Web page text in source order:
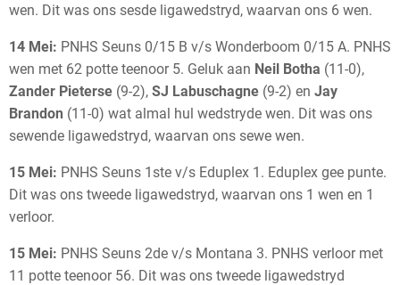
wen. Dit was ons sesde ligawedstryd, waarvan ons 6 wen.
14 Mei: PNHS Seuns 0/15 B v/s Wonderboom 0/15 A. PNHS
wen met 62 potte teenoor 5. Geluk aan Neil Botha (11-0),
Zander Pieterse (9-2), SJ Labuschagne (9-2) en Jay
Brandon (11-0) wat almal hul wedstryde wen. Dit was ons
sewende ligawedstryd, waarvan ons sewe wen.
15 Mei: PNHS Seuns 1ste v/s Eduplex 1. Eduplex gee punte.
Dit was ons tweede ligawedstryd, waarvan ons 1 wen en 1
verloor.
15 Mei: PNHS Seuns 2de v/s Montana 3. PNHS verloor met
11 potte teenoor 56. Dit was ons tweede ligawedstryd